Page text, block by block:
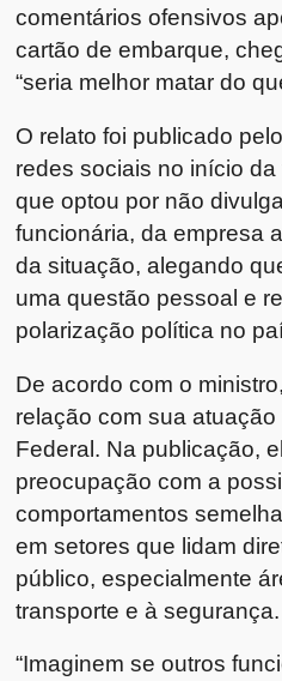
comentários ofensivos
cartão de embarque,
“seria melhor matar do
O relato foi publicado
redes sociais no início
que optou por não
funcionária, da empresa
da situação, alegando
uma questão pessoal e
polarização política no
De acordo com o
relação com sua
Federal. Na publicação,
preocupação com a
comportamentos
em setores que lidam
público, especialmente
transporte e à segurança.
“Imaginem se outros